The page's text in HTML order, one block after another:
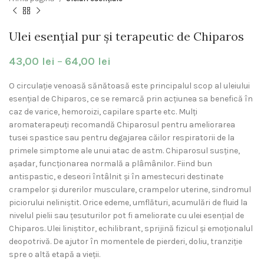
Ulei esențial pur și terapeutic de Chiparos
43,00 lei – 64,00 lei
O circulație venoasă sănătoasă este principalul scop al uleiului
esențial de Chiparos, ce se remarcă prin acțiunea sa benefică în
caz de varice, hemoroizi, capilare sparte etc. Mulți
aromaterapeuți recomandă Chiparosul pentru ameliorarea
tusei spastice sau pentru degajarea căilor respiratorii de la
primele simptome ale unui atac de astm. Chiparosul susține,
așadar, funcționarea normală a plâmânilor. Fiind bun
antispastic, e deseori întâlnit și în amestecuri destinate
crampelor și durerilor musculare, crampelor uterine, sindromul
piciorului neliniștit. Orice edeme, umflături, acumulări de fluid la
nivelul pielii sau țesuturilor pot fi ameliorate cu ulei esențial de
Chiparos. Ulei liniștitor, echilibrant, sprijină fizicul și emoționalul
deopotrivă. De ajutor în momentele de pierderi, doliu, tranziție
spre o altă etapă a vieții.